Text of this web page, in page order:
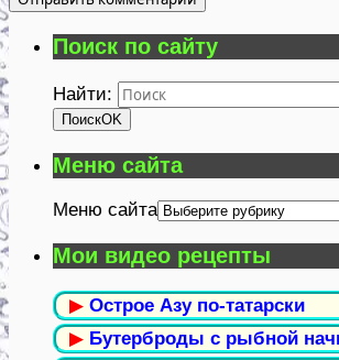
Поиск по сайту
Найти:
ПоискOK
Меню сайта
Меню сайта
Мои видео рецепты
▶ Острое Азу по-татарски
▶ Бутерброды с рыбной